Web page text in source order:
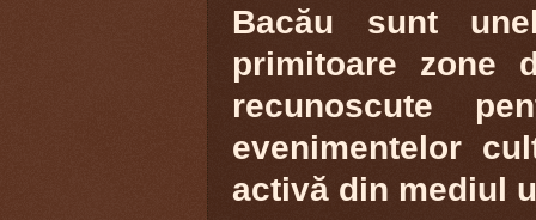
Bacău sunt
primitoare zone
recunoscute
evenimentelor
activă din mediul